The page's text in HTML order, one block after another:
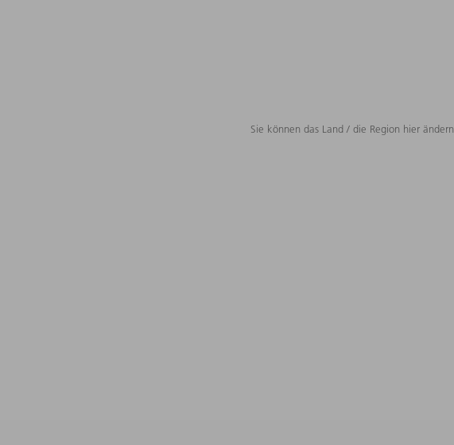
Sie können das Land / die Region hier ändern